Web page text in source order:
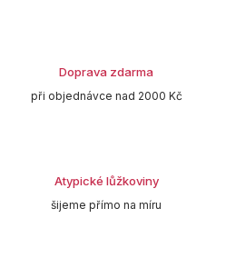
Doprava zdarma
při objednávce nad 2000 Kč
Atypické lůžkoviny
šijeme přímo na míru